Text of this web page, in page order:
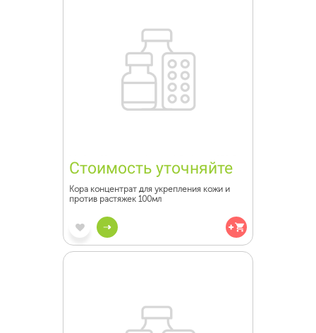
Стоимость уточняйте
Кора концентрат для укрепления кожи и
против растяжек 100мл